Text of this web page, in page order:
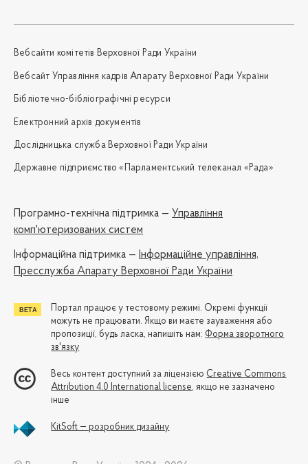
Вебсайти комітетів Верховної Ради України
Вебсайт Управління кадрів Апарату Верховної Ради України
Бібліотечно-бібліографічні ресурси
Електронний архів документів
Дослідницька служба Верховної Ради України
Державне підприємство «Парламентський телеканал «Рада»
Програмно-технічна підтримка — Управління
комп'ютеризованих систем
Iнформаційна підтримка — Інформаційне управління,
Пресслужба Апарату Верховної Ради України
Портал працює у тестовому режимі. Окремі функції
можуть не працювати. Якщо ви маєте зауваження або
пропозиції, будь ласка, напишіть нам: Форма зворотного
зв'язку
Весь контент доступний за ліцензією Creative Commons
Attribution 4.0 International license, якщо не зазначено
інше
KitSoft — розробник дизайну